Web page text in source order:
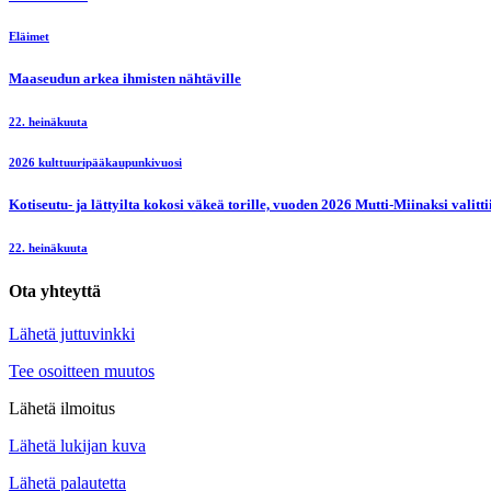
Eläimet
Maaseudun arkea ihmisten nähtäville
22. heinäkuuta
2026 kulttuuripääkaupunkivuosi
Kotiseutu- ja lättyilta kokosi väkeä torille, vuoden 2026 Mutti-Miinaksi
22. heinäkuuta
Ota yhteyttä
Lähetä juttuvinkki
Tee osoitteen muutos
Lähetä ilmoitus
Lähetä lukijan kuva
Lähetä palautetta